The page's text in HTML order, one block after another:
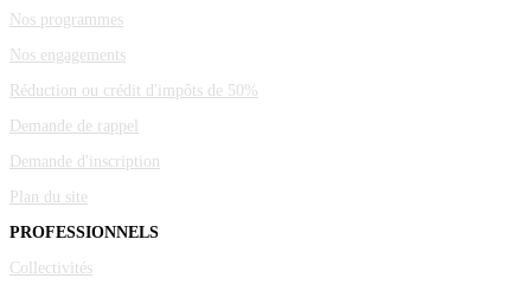
Nos programmes
Nos engagements
Réduction ou crédit d'impôts de 50%
Demande de rappel
Demande d'inscription
Plan du site
PROFESSIONNELS
Collectivités